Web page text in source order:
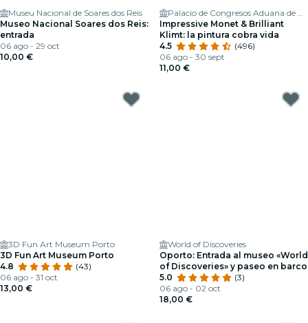
Museu Nacional de Soares dos Reis
Museo Nacional Soares dos Reis:
entrada
06 ago - 29 oct
10,00 €
Palacio de Congresos Aduana de Oporto
Impressive Monet & Brilliant
Klimt: la pintura cobra vida
4.5
(496)
06 ago - 30 sept
11,00 €
3D Fun Art Museum Porto
3D Fun Art Museum Porto
4.8
(43)
06 ago - 31 oct
13,00 €
World of Discoveries
Oporto: Entrada al museo «World
of Discoveries» y paseo en barco
5.0
(3)
06 ago - 02 oct
18,00 €